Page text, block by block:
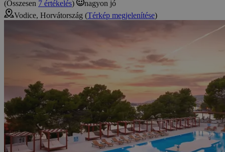
(Összesen 7 értékelés)
nagyon jó
Vodice, Horvátország (Térkép megjelenítése)